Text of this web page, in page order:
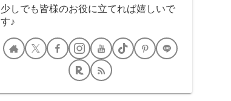
少しでも皆様のお役に立てれば嬉しいで
す♪